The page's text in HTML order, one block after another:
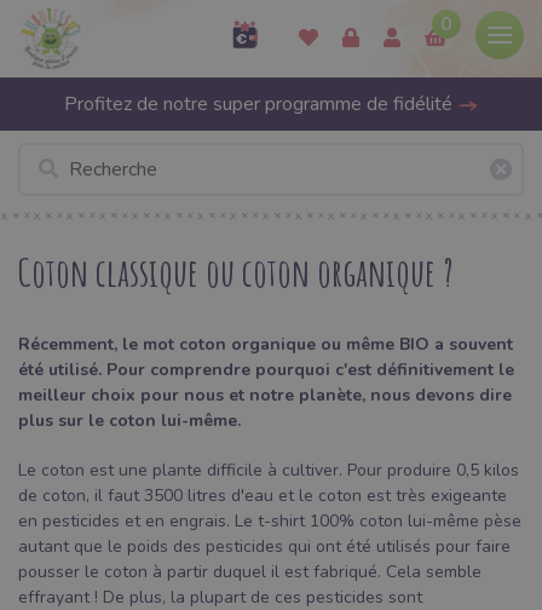
0
Profitez de notre super programme de fidélité
Coton classique ou coton organique ?
Récemment, le mot coton organique ou même BIO a souvent
été utilisé. Pour comprendre pourquoi c'est définitivement le
meilleur choix pour nous et notre planète, nous devons dire
plus sur le coton lui-même.
Le coton est une plante difficile à cultiver. Pour produire 0,5 kilos
de coton, il faut 3500 litres d'eau et le coton est très exigeante
en pesticides et en engrais. Le t-shirt 100% coton lui-même pèse
autant que le poids des pesticides qui ont été utilisés pour faire
pousser le coton à partir duquel il est fabriqué. Cela semble
effrayant ! De plus, la plupart de ces pesticides sont